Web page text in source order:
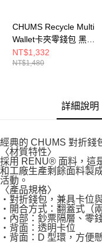
CHUMS Recycle Multi
Wallet卡夾零錢包 黑色
CH603988K001
NT$1,332
NT$1,480
詳細說明
經典的 CHUMS 對折錢
〈材質特性〉
採用 RENU® 面料，這
和工廠生產剩餘面料製
活動。
〈產品規格〉
・對折錢包，兼具卡位
・開合方式：翻蓋式（
・內部：鈔票隔層、零
・背面：透明卡位
・背面：D 型環，方便